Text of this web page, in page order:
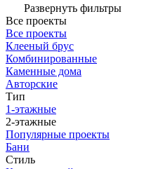
Развернуть фильтры
Все проекты
Все проекты
Клееный брус
Комбинированные
Каменные дома
Авторские
Тип
1-этажные
2-этажные
Популярные проекты
Бани
Стиль